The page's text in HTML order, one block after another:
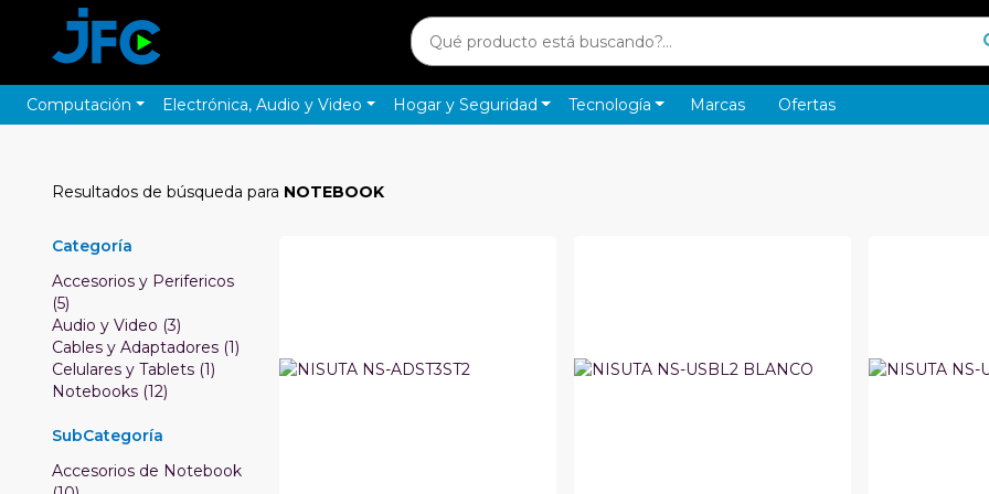
Computación Electrónica, Audio y Video Hogar y Seguridad Tecnología Marcas Ofertas
Resultados de búsqueda para NOTEBOOK
Categoría
Accesorios y Perifericos
(5)
Audio y Video (3)
Cables y Adaptadores (1)
Celulares y Tablets (1)
Notebooks (12)
SubCategoría
Accesorios de Notebook